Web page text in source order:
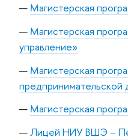
Магистерская
Магистерская
управление»
Магистерская
предпринимательской
Магистерская
Лицей НИУ ВШЭ –